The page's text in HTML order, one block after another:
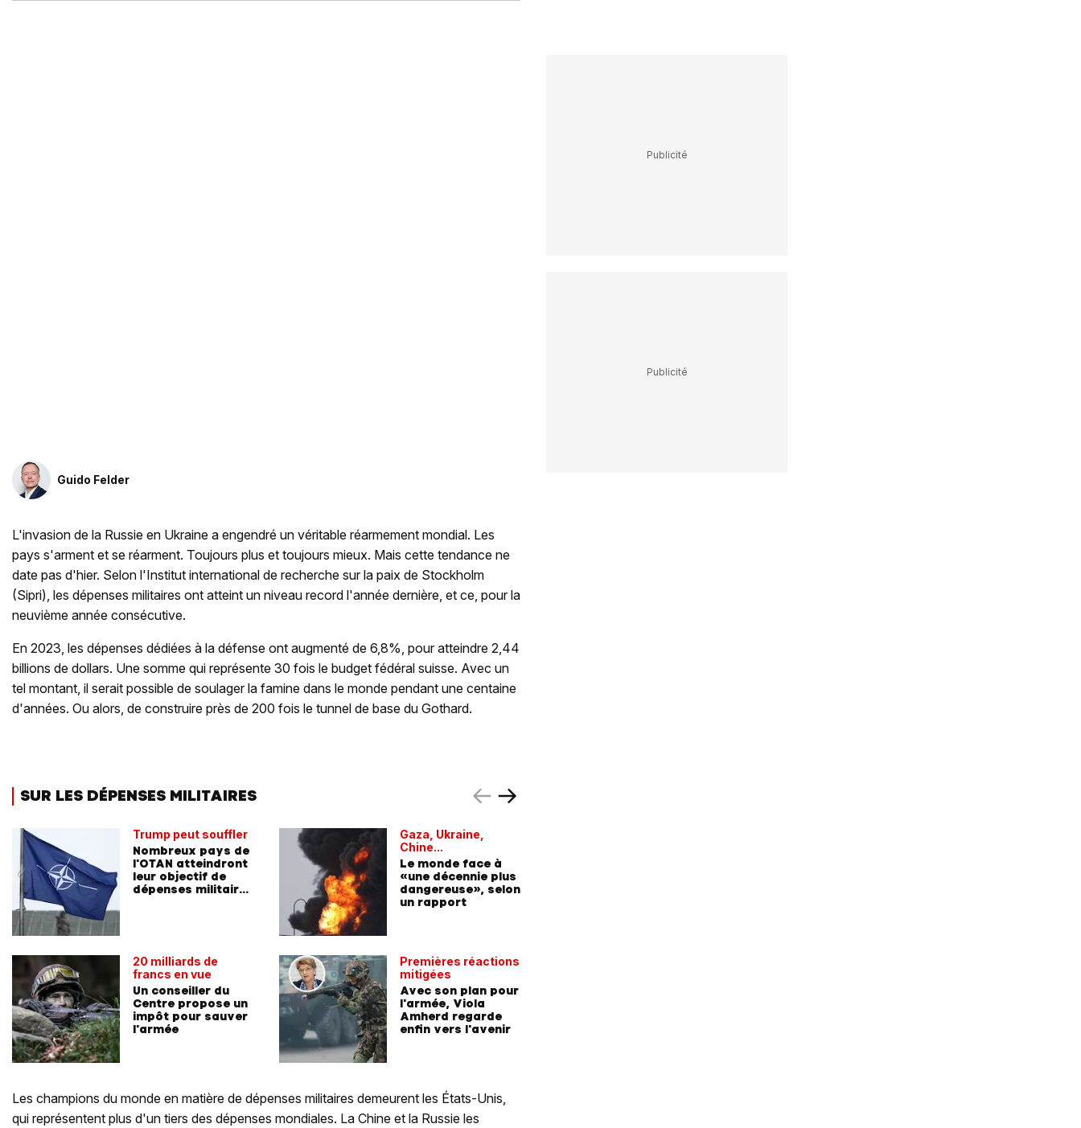
Guido Felder
L'invasion de la Russie en Ukraine a engendré un véritable réarmement mondial. Les
pays s'arment et se réarment. Toujours plus et toujours mieux. Mais cette tendance ne
date pas d'hier. Selon l'Institut international de recherche sur la paix de Stockholm
(Sipri), les dépenses militaires ont atteint un niveau record l'année dernière, et ce, pour la
neuvième année consécutive.
En 2023, les dépenses dédiées à la défense ont augmenté de 6,8%, pour atteindre 2,44
billions de dollars. Une somme qui représente 30 fois le budget fédéral suisse. Avec un
tel montant, il serait possible de soulager la famine dans le monde pendant une centaine
d'années. Ou alors, de construire près de 200 fois le tunnel de base du Gothard.
SUR LES DÉPENSES MILITAIRES
Trump peut souffler
Nombreux pays de
l'OTAN atteindront
leur objectif de
dépenses militaires
20 milliards de
francs en vue
Un conseiller du
Centre propose un
impôt pour sauver
l'armée
Gaza, Ukraine,
Chine...
Le monde face à
«une décennie plus
dangereuse», selon
un rapport
Premières réactions
mitigées
Avec son plan pour
l'armée, Viola
Amherd regarde
enfin vers l'avenir
Les champions du monde en matière de dépenses militaires demeurent les États-Unis,
qui représentent plus d'un tiers des dépenses mondiales. La Chine et la Russie les